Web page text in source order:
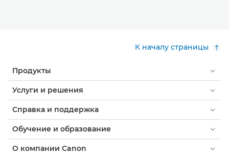
К началу страницы
Продукты
Услуги и решения
Справка и поддержка
Обучение и образование
О компании Canon